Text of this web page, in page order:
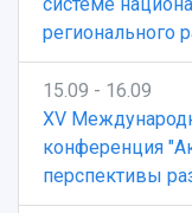
регионального
15.09 - 16.09
XV
конференция
перспективы